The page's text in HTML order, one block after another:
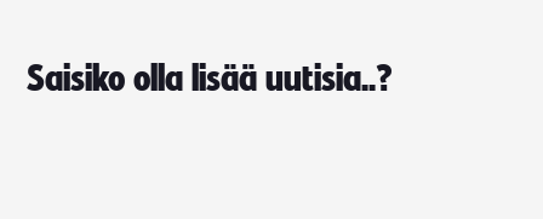
Saisiko olla lisää uutisia..?